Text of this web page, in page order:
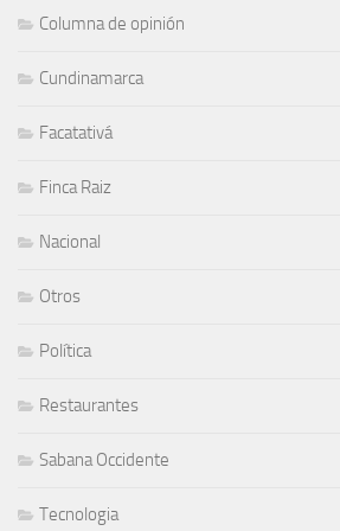
Columna de opinión
Cundinamarca
Facatativá
Finca Raiz
Nacional
Otros
Política
Restaurantes
Sabana Occidente
Tecnologia